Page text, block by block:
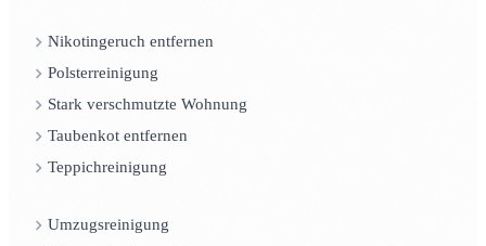
Nikotingeruch entfernen
Polsterreinigung
Stark verschmutzte Wohnung
Taubenkot entfernen
Teppichreinigung
Umzugsreinigung